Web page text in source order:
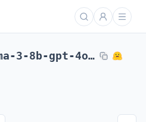
llama-3-8b-gpt-4o-ru1.0-gguf